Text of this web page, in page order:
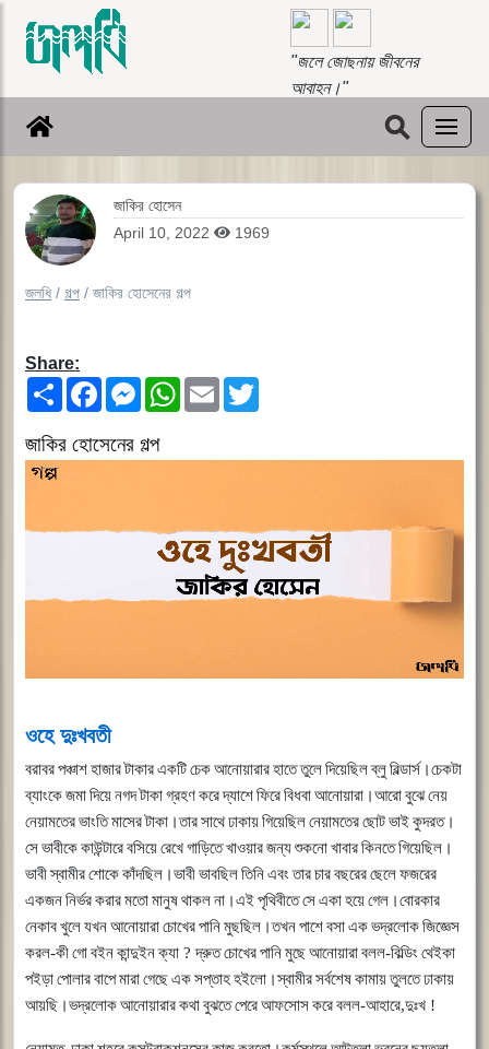
"জলে জোছনায় জীবনের
আবাহন।"
⚲
জাকির হোসেন
April 10, 2022 1969
জলধি/ গল্প / জাকির হোসেনের গল্প
Share:
ShareFacebookMessenger
WhatsApp
Email
জাকির হোসেনের গল্প
ওহে দুঃখবতী
বরাবরপঞ্চাশহাজারটাকারএকটিচেকআনোয়ারারহাতেতুলেদিয়েছিলব্লুবিল্ডার্স।চেকটা
ব্যাংকেজমাদিয়েনগদটাকাগ্রহণকরেদ্যাশেফিরেবিধবাআনোয়ারা।আরোবুঝেনেয়
নেয়ামতেরভাংতিমাসেরটাকা।তারসাথেঢাকায়গিয়েছিলনেয়ামতেরছোটভাইকুদরত।
সেভাবীকেকাউন্টারেবসিয়েরেখেগাড়িতেখাওয়ারজন্যশুকনোখাবারকিনতেগিয়েছিল।
ভাবীস্বামীরশোকেকাঁদছিল।ভাবীভাবছিলতিনিএবং তারচারবছরেরছেলেফজরের
একজননির্ভরকরারমতোমানুষথাকলনা।এইপৃথিবীতেসেএকাহয়েগেল।বোরকার
নেকাবখুলেযখনআনোয়ারাচোখেরপানিমুছছিল।তখনপাশেবসাএকভদ্রলোকজিজ্ঞেস
করল-কীগোবইনকান্দুইনক্যা ?দ্রুতচোখেরপানিমুছেআনোয়ারাবলল-বিল্ডিং থেইকা
পইড়াপোলারবাপেমারাগেছেএকসপ্তাহহইলো।স্বামীরসর্বশেষকামায়তুলতেঢাকায়
আয়ছি।ভদ্রলোকআনোয়ারারকথাবুঝতেপেরেআফসোসকরেবলল-আহারে,দুঃখ !